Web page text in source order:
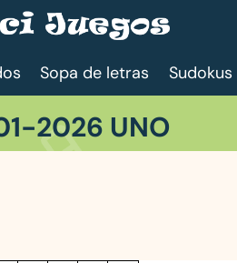
Sopa de letras Sudokus
2026 UNO